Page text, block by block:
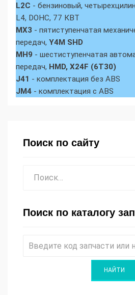
L2C - бензиновый,
L4, DOHC, 77 КВТ
MX3 - пятиступенчатая
передач, Y4M SHD
MH9 - шестиступенчатая
передач, HMD, X24F (6T30)
J41 - комплектация без ABS
JM4 - комплектация с ABS
Поиск по сайту
Поиск по каталогу